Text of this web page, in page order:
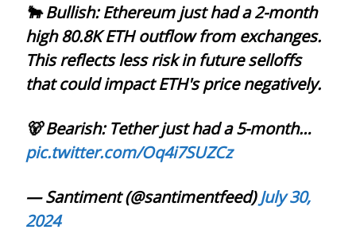
🐂 Bullish: Ethereum just had a 2-month
high 80.8K ETH outflow from exchanges.
This reflects less risk in future selloffs
that could impact ETH's price negatively.
🐻 Bearish: Tether just had a 5-month…
pic.twitter.com/Oq4i7SUZCz
— Santiment (@santimentfeed)July 30,
2024